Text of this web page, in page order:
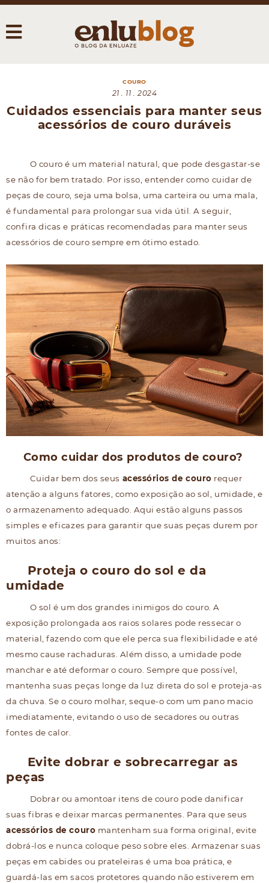
COURO
21 . 11 . 2024
Cuidados essenciais para manter seus
acessórios de couro duráveis
O couro é um material natural, que pode desgastar-se
se não for bem tratado. Por isso, entender como cuidar de
peças de couro, seja uma bolsa, uma carteira ou uma mala,
é fundamental para prolongar sua vida útil. A seguir,
confira dicas e práticas recomendadas para manter seus
acessórios de couro sempre em ótimo estado.
Como cuidar dos produtos de couro?
Cuidar bem dos seus acessórios de couro requer
atenção a alguns fatores, como exposição ao sol, umidade, e
o armazenamento adequado. Aqui estão alguns passos
simples e eficazes para garantir que suas peças durem por
muitos anos:
Proteja o couro do sol e da
umidade
O sol é um dos grandes inimigos do couro. A
exposição prolongada aos raios solares pode ressecar o
material, fazendo com que ele perca sua flexibilidade e até
mesmo cause rachaduras. Além disso, a umidade pode
manchar e até deformar o couro. Sempre que possível,
mantenha suas peças longe da luz direta do sol e proteja-as
da chuva. Se o couro molhar, seque-o com um pano macio
imediatamente, evitando o uso de secadores ou outras
fontes de calor.
Evite dobrar e sobrecarregar as
peças
Dobrar ou amontoar itens de couro pode danificar
suas fibras e deixar marcas permanentes. Para que seus
acessórios de couro mantenham sua forma original, evite
dobrá-los e nunca coloque peso sobre eles. Armazenar suas
peças em cabides ou prateleiras é uma boa prática, e
guardá-las em sacos protetores quando não estiverem em